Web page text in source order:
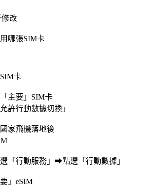
修改
哪張SIM卡
卡
主要」SIM卡
許行動數據切換」
家飛機落地後
「行動服務」➡點選「行動數據」
」eSIM